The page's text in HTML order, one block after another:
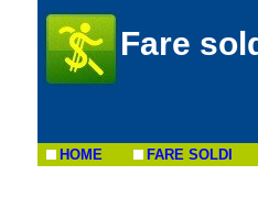
Fare
HOME FARE SOLDI